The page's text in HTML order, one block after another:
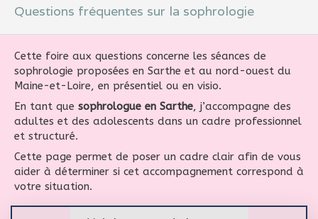
Questions fréquentes sur la sophrologie
Cette foire aux questions concerne les séances de
sophrologie proposées en Sarthe et au nord-ouest du
Maine-et-Loire, en présentiel ou en visio.
En tant que sophrologue en Sarthe, j’accompagne des
adultes et des adolescents dans un cadre professionnel
et structuré.
Cette page permet de poser un cadre clair afin de vous
aider à déterminer si cet accompagnement correspond à
votre situation.